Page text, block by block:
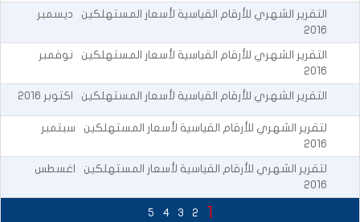
التقرير الشهري للأرقام القياسية لأسعار المستهلكين
ديسمبر
2016
التقرير الشهري للأرقام القياسية لأسعار المستهلكين
نوفمبر
2016
التقرير الشهري للأرقام القياسية لأسعار المستهلكين اكتوبر 2016
لتقرير الشهري للأرقام القياسية لأسعار المستهلكين
سبتمبر
2016
لتقرير الشهري للأرقام القياسية لأسعار المستهلكين
اغسطس
2016
1
2
3
4
5